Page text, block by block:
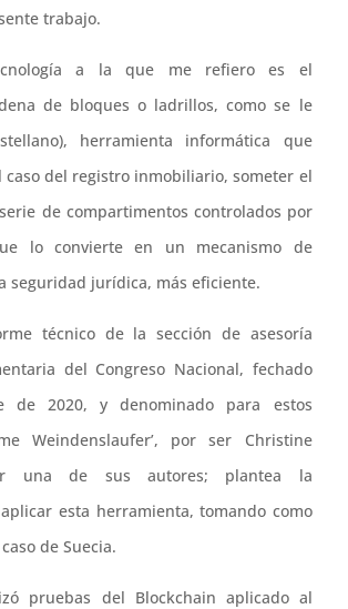
trabajo.
a la que me refiero es el
de bloques o ladrillos, como se le
herramienta informática que
caso del registro inmobiliario, someter el
de compartimentos controlados por
lo convierte en un mecanismo de
seguridad jurídica, más eficiente.
técnico de la sección de asesoría
del Congreso Nacional, fechado
de 2020, y denominado para estos
Weindenslaufer’, por ser Christine
una de sus autores; plantea la
esta herramienta, tomando como
de Suecia.
pruebas del Blockchain aplicado al